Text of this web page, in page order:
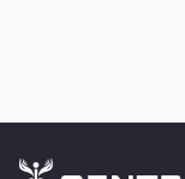
CENTRMED: